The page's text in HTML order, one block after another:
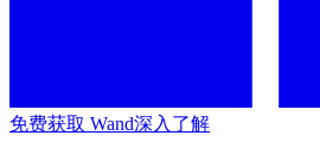
免费获取 Wand深入了解